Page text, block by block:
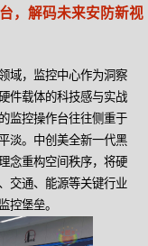
，解码未来安防新视
域，监控中心作为洞察
件载体的科技感与实战
监控操作台往往侧重于
淡。中创美全新一代黑
念重构空间秩序，将硬
交通、能源等关键行业
控堡垒。